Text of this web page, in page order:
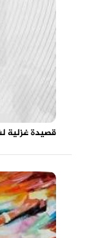
قصيدة غزلية